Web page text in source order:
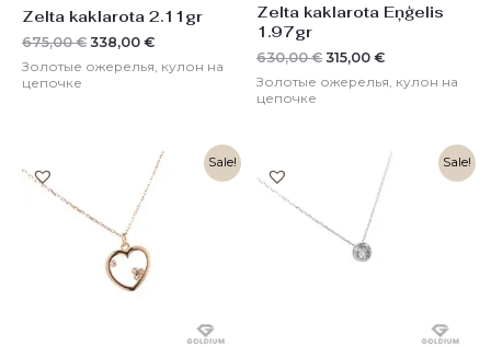
Zelta kaklarota 2.11gr
675,00€ 338,00 €
Золотые ожерелья, кулон на
цепочке
Zelta kaklarota Eņģelis
1.97gr
630,00€ 315,00 €
Золотые ожерелья, кулон на
цепочке
Sale!
Первоначальная
составляла
474,00 €.
Текущая
цена:
Sale!
Первоначальная
составляла
1278,00 €.
Текущая